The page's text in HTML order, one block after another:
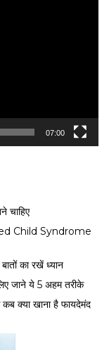
07:00
चाहिए
Child Syndrome
का रखें ध्यान
जाने ये 5 अहम तरीके
क्या खाना है फायदेमंद